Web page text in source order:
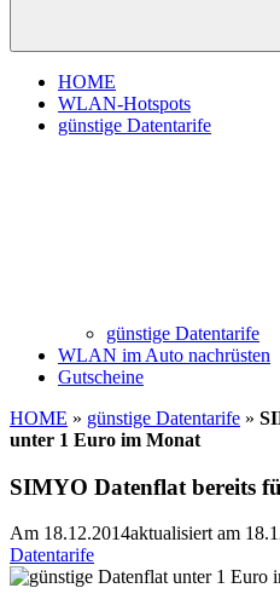
HOME
WLAN-Hotspots
günstige Datentarife
günstige Datentarife
WLAN im Auto nachrüsten
Gutscheine
HOME » günstige Datentarife »
unter 1 Euro im Monat
SIMYO Datenflat bereits
Am 18.12.2014aktualisiert am
Datentarife